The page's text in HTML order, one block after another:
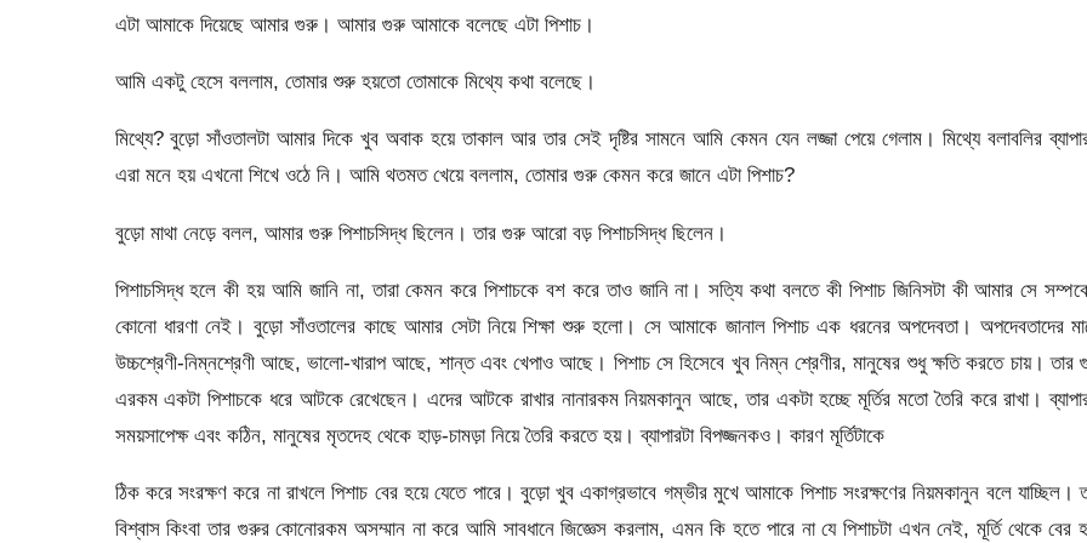
এটা আমাকে দিয়েছে আমার গুরু। আমার গুরু আমাকে বলেছে এটা পিশাচ।
আমি একটু হেসে বললাম, তোমার শুরু হয়তো তোমাকে মিথ্যে কথা বলেছে।
মিথ্যে? বুড়ো সাঁওতালটা আমার দিকে খুব অবাক হয়ে তাকাল আর তার সেই দৃষ্টির সামনে আমি কেমন যেন লজ্জা পেয়ে গেলাম। মিথ্যে বলাবলির
এরা মনে হয় এখনো শিখে ওঠে নি। আমি থতমত খেয়ে বললাম, তোমার গুরু কেমন করে জানে এটা পিশাচ?
বুড়ো মাথা নেড়ে বলল, আমার গুরু পিশাচসিদ্ধ ছিলেন। তার গুরু আরো বড় পিশাচসিদ্ধ ছিলেন।
পিশাচসিদ্ধ হলে কী হয় আমি জানি না, তারা কেমন করে পিশাচকে বশ করে তাও জানি না। সত্যি কথা বলতে কী পিশাচ জিনিসটা কী আমার সে
কোনো ধারণা নেই। বুড়ো সাঁওতালের কাছে আমার সেটা নিয়ে শিক্ষা শুরু হলো। সে আমাকে জানাল পিশাচ এক ধরনের অপদেবতা। অপদেবতাদের
উচ্চশ্রেণী-নিম্নশ্রেণী আছে, ভালো-খারাপ আছে, শান্ত এবং খেপাও আছে। পিশাচ সে হিসেবে খুব নিম্ন শ্রেণীর, মানুষের শুধু ক্ষতি করতে চায়। তার
এরকম একটা পিশাচকে ধরে আটকে রেখেছেন। এদের আটকে রাখার নানারকম নিয়মকানুন আছে, তার একটা হচ্ছে মূর্তির মতো তৈরি করে রাখা।
সময়সাপেক্ষ এবং কঠিন, মানুষের মৃতদেহ থেকে হাড়-চামড়া নিয়ে তৈরি করতে হয়। ব্যাপারটা বিপজ্জনকও। কারণ মূর্তিটাকে
ঠিক করে সংরক্ষণ করে না রাখলে পিশাচ বের হয়ে যেতে পারে। বুড়ো খুব একাগ্রভাবে গম্ভীর মুখে আমাকে পিশাচ সংরক্ষণের নিয়মকানুন বলে যাচ্ছিল।
বিশ্বাস কিংবা তার গুরুর কোনোরকম অসম্মান না করে আমি সাবধানে জিজ্ঞেস করলাম, এমন কি হতে পারে না যে পিশাচটা এখন নেই, মূর্তি থেকে বের